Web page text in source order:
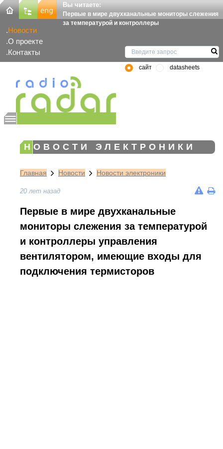
Вы читаете:
Первые в мире двухканальные мониторы слежения
за температурой и контроллеры
Новости
О проекте
Контакты
сайт datasheets
НОВОСТИ ЭЛЕКТРОНИКИ
Главная Новости Новости электроники
20 лет назад
Первые в мире двухканальные
мониторы слежения за температурой
и контроллеры управления
вентилятором, имеющие входы для
подключения термисторов